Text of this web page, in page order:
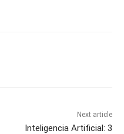
Next article
Inteligencia Artificial: 3